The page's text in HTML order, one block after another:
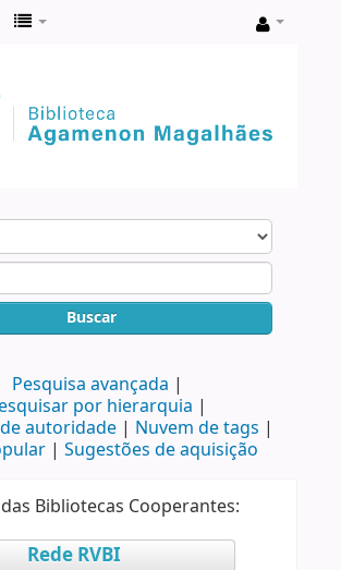
Buscar
Pesquisa avançada
por hierarquia
autoridade
Nuvem de tags
Sugestões de aquisição
Bibliotecas Cooperantes:
Rede RVBI